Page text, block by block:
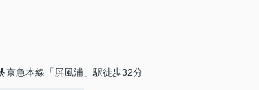
京急本線「屏風浦」駅徒歩32分